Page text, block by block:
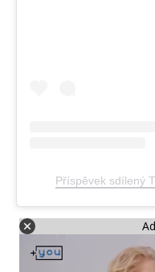
Příspěvek sdílený